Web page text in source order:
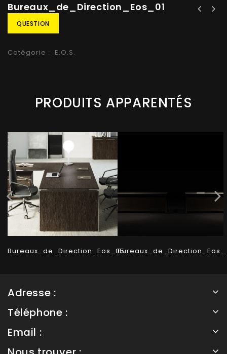
Bureaux_de_Direction_Eos_01
QUESTION
Catégorie : E.O.S.
PRODUITS APPARENTÉS
Bureaux_de_Direction_Eos_05
Adresse :
Téléphone :
Email :